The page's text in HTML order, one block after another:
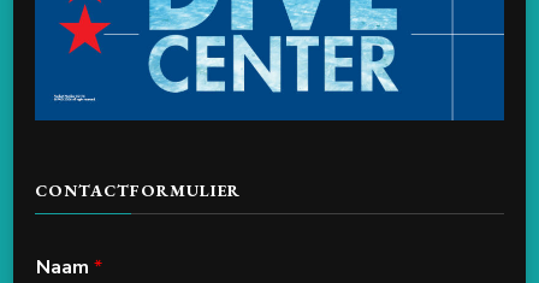
CONTACTFORMULIER
Naam *